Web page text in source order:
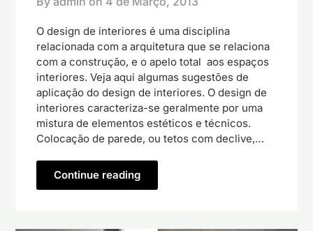
O design de interiores é uma disciplina
relacionada com a arquitetura que se relaciona
com a construção, e o apelo total aos espaços
interiores. Veja aqui algumas sugestões de
aplicação do design de interiores. O design de
interiores caracteriza-se geralmente por uma
mistura de elementos estéticos e técnicos.
Colocação de parede, ou tetos com declive,…
Continue reading